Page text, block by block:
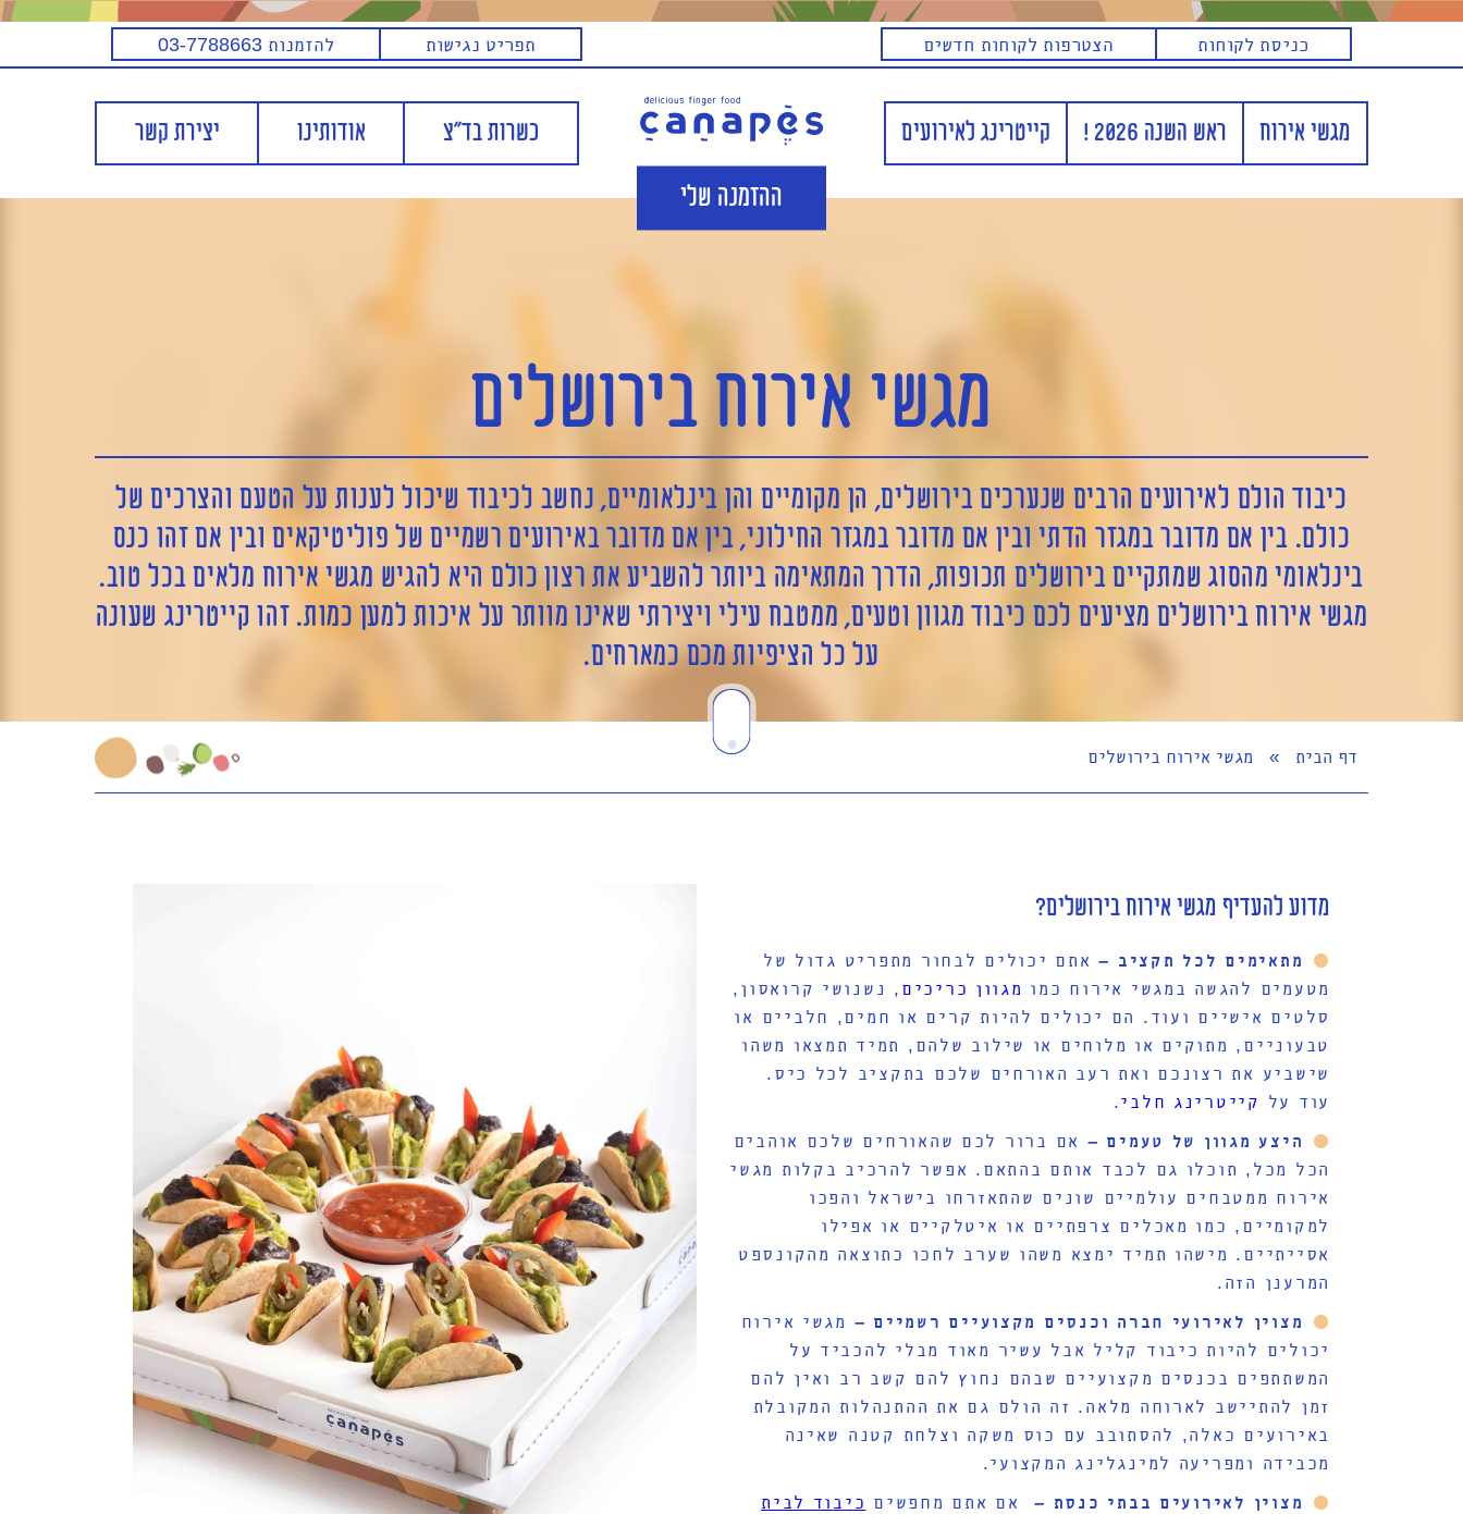
כניסת לקוחות הצטרפות לקוחות חדשים תפריט נגישות להזמנות 03-7788663
מגשי אירוח ראש השנה 2026 ! קייטרינג לאירועים כשרות בד"צ אודותינו יצירת קשר
ההזמנה שלי
מגשי אירוח בירושלים
מגשי אירוח בירושלים
כיבוד הולם לאירועים הרבים שנערכים בירושלים, הן מקומיים והן בינלאומיים, נחשב לכיבוד שיכול לענות על הטעם והצרכים של
כולם. בין אם מדובר במגזר הדתי ובין אם מדובר במגזר החילוני, בין אם מדובר באירועים רשמיים של פוליטיקאים ובין אם זהו כנס
בינלאומי מהסוג שמתקיים בירושלים תכופות, הדרך המתאימה ביותר להשביע את רצון כולם היא להגיש מגשי אירוח מלאים בכל טוב.
מגשי אירוח בירושלים מציעים לכם כיבוד מגוון וטעים, ממטבח עילי ויצירתי שאינו מוותר על איכות למען כמות. זהו קייטרינג שעונה
על כל הציפיות מכם כמארחים.
דף הבית » מגשי אירוח בירושלים
מדוע להעדיף מגשי אירוח בירושלים?
מתאימים לכל תקציב –אתם יכולים לבחור מתפריט גדול של
מטעמים להגשה במגשי אירוח כמו מגוון כריכים , נשנושי קרואסון,
סלטים אישיים ועוד. הם יכולים להיות קרים או חמים, חלביים או
טבעוניים, מתוקים או מלוחים או שילוב שלהם, תמיד תמצאו משהו
שישביע את רצונכם ואת רעב האורחים שלכם בתקציב לכל כיס.
עוד על קייטרינג חלבי.
היצע מגוון של טעמים – אם ברור לכם שהאורחים שלכם אוהבים
הכל מכל, תוכלו גם לכבד אותם בהתאם. אפשר להרכיב בקלות מגשי
אירוח ממטבחים עולמיים שונים שהתאזרחו בישראל והפכו
למקומיים, כמו מאכלים צרפתיים או איטלקיים או אפילו
אסייתיים. מישהו תמיד ימצא משהו שערב לחכו כתוצאה מהקונספט
המרענן הזה.
מצוין לאירועי חברה וכנסים מקצועיים רשמיים – מגשי אירוח
יכולים להיות כיבוד קליל אבל עשיר מאוד מבלי להכביד על
המשתתפים בכנסים מקצועיים שבהם נחוץ להם קשב רב ואין להם
זמן להתיישב לארוחה מלאה. זה הולם גם את ההתנהלות המקובלת
באירועים כאלה, להסתובב עם כוס משקה וצלחת קטנה שאינה
מכבידה ומפריעה למינגלינג המקצועי.
מצוין לאירועים בבתי כנסת –
אם אתם מחפשים כיבוד לבית